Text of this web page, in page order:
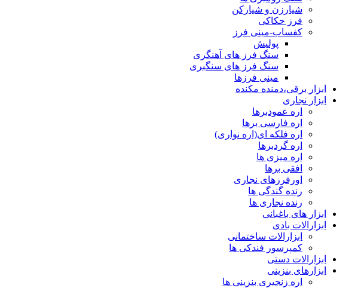
with
wife
dick
شیارزن و شیارکن
فرز حکاکی
کفساب-مینی فرز
پولیش
سنگ فرز های آهنگری
سنگ فرز های سنگبری
مینی فرزها
ابزار برقی،دمنده مکنده
ابزار نجاری
اره عمودبرها
اره فارسی برها
اره فلکه ای(اره نواری)
اره گردبرها
اره میزی ها
افقی برها
اورفرزهای نجاری
رنده گندگی ها
رنده نجاری ها
ابزار های باغبانی
ابزارالات بادی
ابزارالات ساختمانی
کمپرسور فندکی ها
ابزارالات دستی
ابزارهای بنزینی
اره زنجیری بنزینی ها